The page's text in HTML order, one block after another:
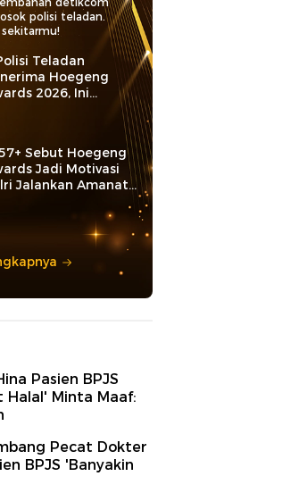
polisi teladan.
Teladan
Hoegeng
2026, Ini
dan Kiprahnya
Sebut Hoegeng
Jadi Motivasi
Jalankan Amanat
Pasien BPJS
Halal' Minta Maaf:
Pecat Dokter
BPJS 'Banyakin